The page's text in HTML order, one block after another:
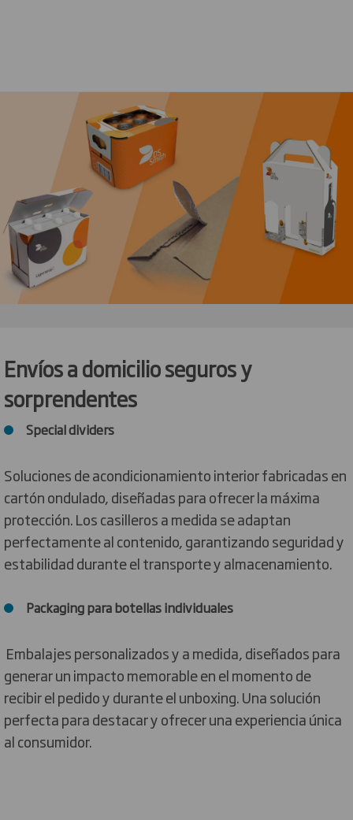
Envíos a domicilio seguros y
sorprendentes
Special dividers
Soluciones de acondicionamiento interior fabricadas en
cartón ondulado, diseñadas para ofrecer la máxima
protección. Los casilleros a medida se adaptan
perfectamente al contenido, garantizando seguridad y
estabilidad durante el transporte y almacenamiento.
Packaging para botellas individuales
Embalajes personalizados y a medida, diseñados para
generar un impacto memorable en el momento de
recibir el pedido y durante el unboxing. Una solución
perfecta para destacar y ofrecer una experiencia única
al consumidor.